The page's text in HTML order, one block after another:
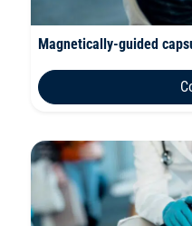
Magnetically-guided